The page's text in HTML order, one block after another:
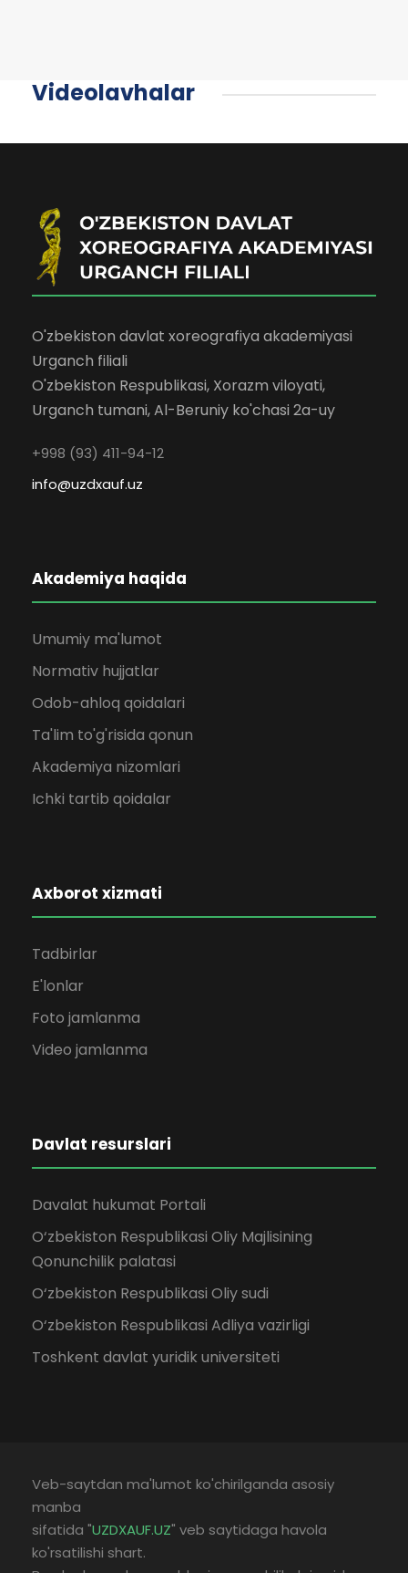
Videolavhalar
O'zbekiston davlat xoreografiya akademiyasi
Urganch filiali
O'zbekiston Respublikasi, Xorazm viloyati,
Urganch tumani, Al-Beruniy ko'chasi 2a-uy
+998 (93) 411-94-12
info@uzdxauf.uz
Akademiya haqida
Umumiy ma'lumot
Normativ hujjatlar
Odob-ahloq qoidalari
Ta'lim to'g'risida qonun
Akademiya nizomlari
Ichki tartib qoidalar
Axborot xizmati
Tadbirlar
E'lonlar
Foto jamlanma
Video jamlanma
Davlat resurslari
Davalat hukumat Portali
O‘zbekiston Respublikasi Oliy Majlisining
Qonunchilik palatasi
O‘zbekiston Respublikasi Oliy sudi
O‘zbekiston Respublikasi Adliya vazirligi
Toshkent davlat yuridik universiteti
Veb-saytdan ma'lumot ko'chirilganda asosiy
manba
sifatida "UZDXAUF.UZ" veb saytidaga havola
ko'rsatilishi shart.